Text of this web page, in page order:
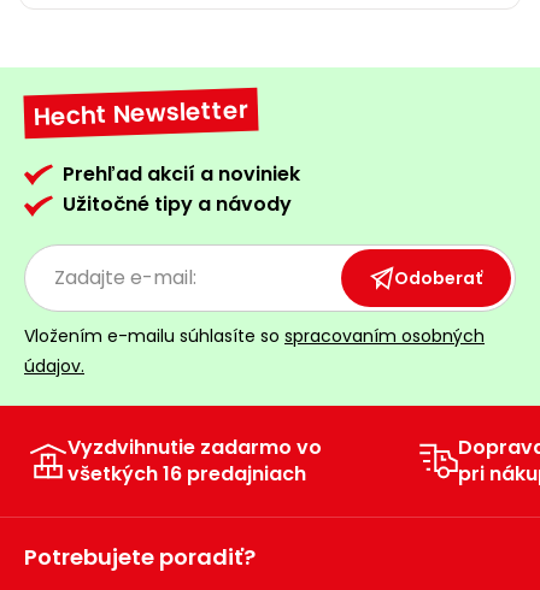
Hecht Newsletter
Prehľad akcií a noviniek
Užitočné tipy a návody
Odoberať
Vložením e-mailu súhlasíte so spracovaním osobných
údajov.
Vyzdvihnutie zadarmo vo
všetkých 16 predajniach
pri
Potrebujete poradiť?